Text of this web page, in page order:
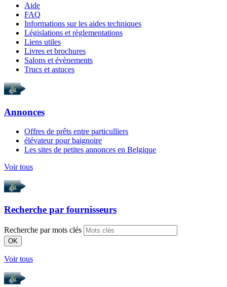
Aide
FAQ
Informations sur les aides techniques
Législations et règlementations
Liens utiles
Livres et brochures
Salons et évènements
Trucs et astuces
Annonces
Offres de prêts entre particulliers
élévateur pour baignoire
Les sites de petites annonces en Belgique
Voir tous
Recherche par fournisseurs
Recherche par mots clés
OK
Voir tous